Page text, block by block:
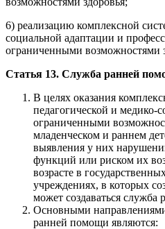
6) реализацию комплексной
социальной адаптации и
ограниченными возможностями
Статья 13. Служба ранней
В целях оказания
педагогической и
ограниченными
младенческом и раннем
выявления у них
функций или риском их
возрасте в
учреждениях, в которых
может создаваться
Основными
ранней помощи являются: